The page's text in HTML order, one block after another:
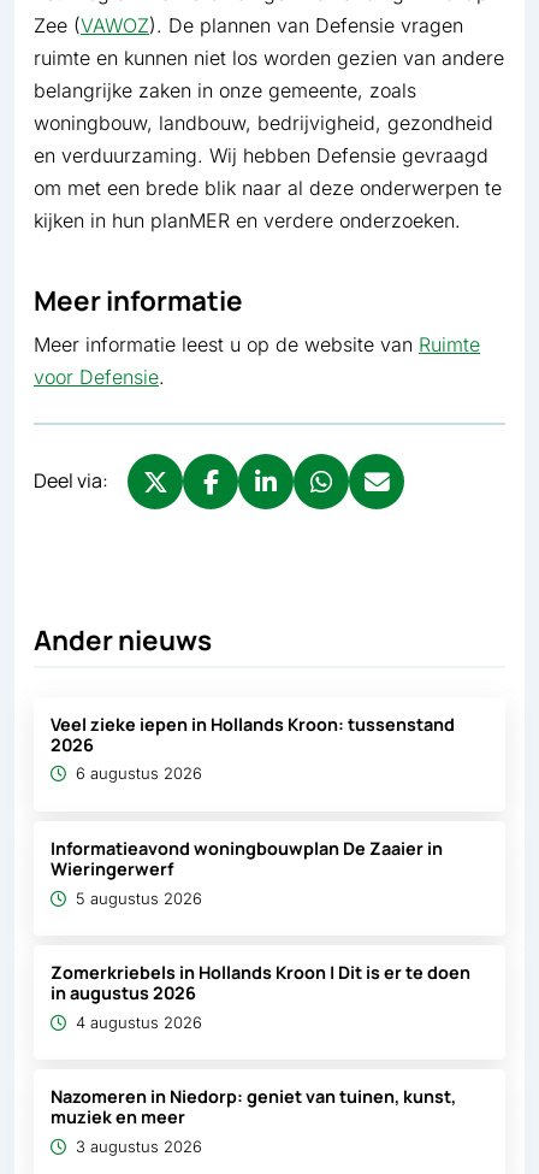
Zee (VAWOZ). De plannen van Defensie vragen
ruimte en kunnen niet los worden gezien van andere
belangrijke zaken in onze gemeente, zoals
woningbouw, landbouw, bedrijvigheid, gezondheid
en verduurzaming. Wij hebben Defensie gevraagd
om met een brede blik naar al deze onderwerpen te
kijken in hun planMER en verdere onderzoeken.
Meer informatie
Meer informatie leest u op de website van Ruimte
voor Defensie.
Deel via:
Ander nieuws
Veel zieke iepen in Hollands Kroon: tussenstand
2026
6 augustus 2026
Informatieavond woningbouwplan De Zaaier in
Wieringerwerf
5 augustus 2026
Zomerkriebels in Hollands Kroon | Dit is er te doen
in augustus 2026
4 augustus 2026
Nazomeren in Niedorp: geniet van tuinen, kunst,
muziek en meer
3 augustus 2026